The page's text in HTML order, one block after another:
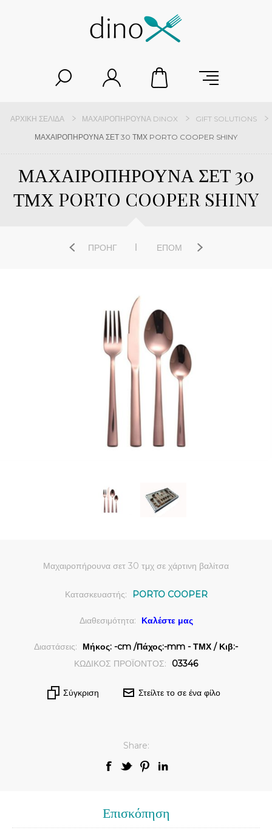
ΑΡΧΙΚΉ ΣΕΛΊΔΑ ΜΑΧΑΙΡΟΠΉΡΟΥΝΑ DINOX
GIFT SOLUTIONS
ΜΑΧΑΙΡΟΠΗΡΟΥΝΑ ΣΕΤ 30 ΤΜΧ PORTO COOPER SHINY
ΜΑΧΑΙΡΟΠΗΡΟΥΝΑ ΣΕΤ 30
ΤΜΧ PORTO COOPER SHINY
ΠΡΟΗΓ ΕΠΌΜ
Μαχαιροπήρουνα σετ 30 τμχ σε χάρτινη βαλίτσα
Κατασκευαστής: PORTO COOPER
Διαθεσιμότητα: Καλέστε μας
Διαστάσεις:
Μήκος: -cm /Πάχος:-mm - ΤΜΧ / Κιβ:-
ΚΩΔΙΚΟΣ ΠΡΟΪΟΝΤΟΣ:
03346
Σύγκριση Στείλτε το σε ένα φίλο
Share:
Επισκόπηση